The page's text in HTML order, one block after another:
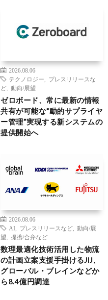
2026.08.06
テクノロジー
プレスリリースな
ど
動向/展望
ゼロボード、常に最新の情報
共有が可能な“動的サプライヤ
ー管理”実現する新システムの
提供開始へ
2026.08.06
AI
プレスリリースなど
動向/展
望
提携/合弁など
数理最適化技術活用した物流
の計画立案支援手掛けるJIJ、
グローバル・ブレインなどか
ら8.4億円調達